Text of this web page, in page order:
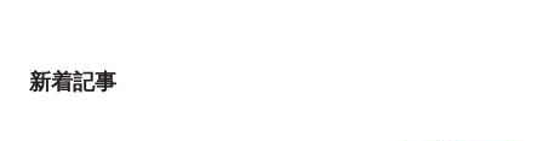
新着記事